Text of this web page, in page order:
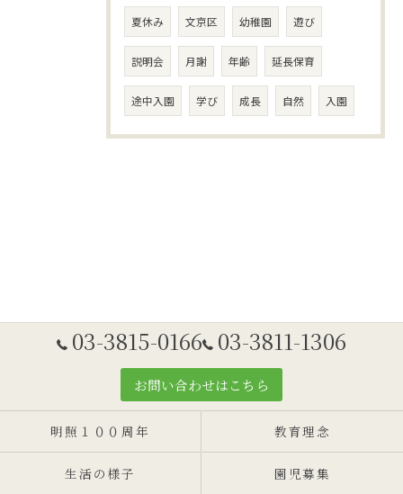
夏休み 文京区 幼稚園 遊び
説明会 月謝 年齢 延長保育
途中入園 学び 成長 自然 入園
03-3815-0166 03-3811-1306
お問い合わせはこちら
明照１００周年 教育理念
生活の様子 園児募集